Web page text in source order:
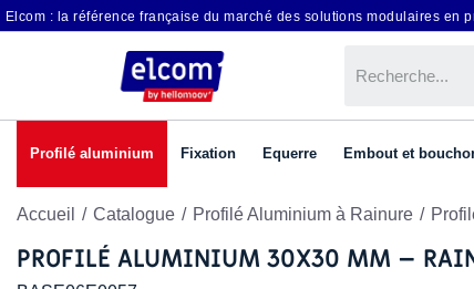
Elcom : la référence française du marché des solutions modulaires en
Profilé aluminium Fixation Equerre Embout et
Accueil Catalogue Profilé Aluminium à Rainure
PROFILÉ ALUMINIUM 30X30 MM –